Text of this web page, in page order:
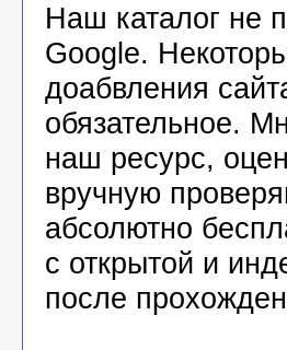
Наш каталог не
Google.
доабвления
обязательное.
наш ресурс,
вручную
абсолютно
с открытой и
после